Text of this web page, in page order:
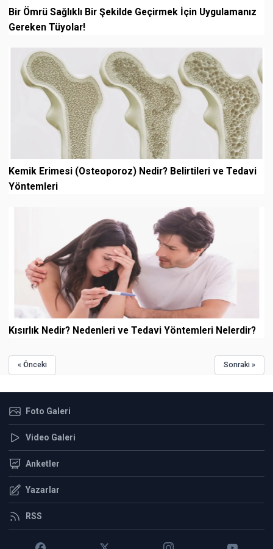
Bir Ömrü Sağlıklı Bir Şekilde Geçirmek İçin Uygulamanız
Gereken Tüyolar!
Kemik Erimesi (Osteoporoz) Nedir? Belirtileri ve Tedavi
Yöntemleri
Kısırlık Nedir? Nedenleri ve Tedavi Yöntemleri Nelerdir?
« Önceki Sonraki »
Foto Galeri
Video Galeri
Anketler
Yazarlar
RSS